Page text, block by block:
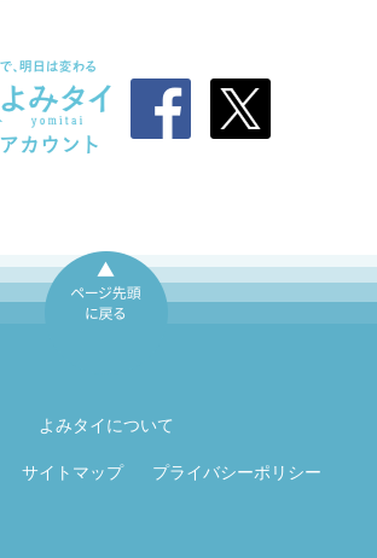
よみタイについて
サイトマップ プライバシーポリシー